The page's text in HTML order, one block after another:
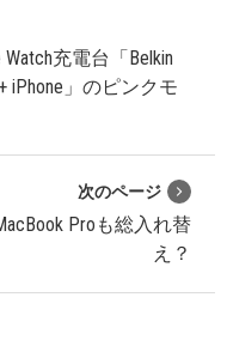
充電台「Belkin
iPhone」のピンクモ
次のページ
Proも総入れ替
え？